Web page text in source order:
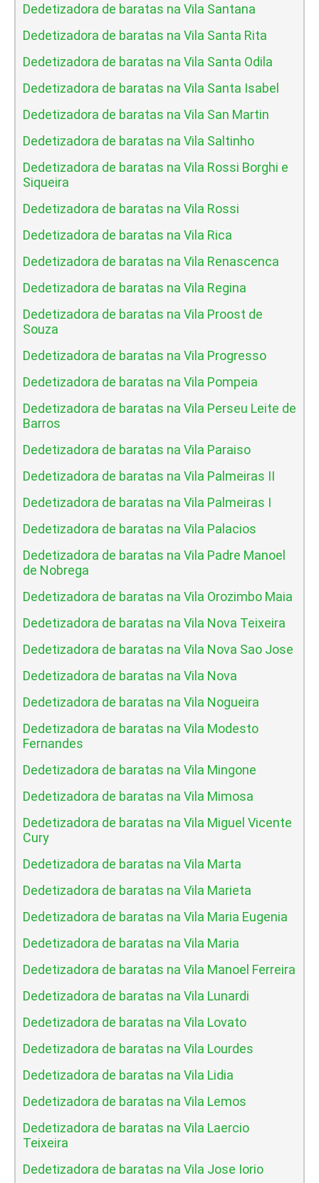
Dedetizadora de baratas na Vila Santana
Dedetizadora de baratas na Vila Santa Rita
Dedetizadora de baratas na Vila Santa Odila
Dedetizadora de baratas na Vila Santa Isabel
Dedetizadora de baratas na Vila San Martin
Dedetizadora de baratas na Vila Saltinho
Dedetizadora de baratas na Vila Rossi Borghi e
Siqueira
Dedetizadora de baratas na Vila Rossi
Dedetizadora de baratas na Vila Rica
Dedetizadora de baratas na Vila Renascenca
Dedetizadora de baratas na Vila Regina
Dedetizadora de baratas na Vila Proost de
Souza
Dedetizadora de baratas na Vila Progresso
Dedetizadora de baratas na Vila Pompeia
Dedetizadora de baratas na Vila Perseu Leite de
Barros
Dedetizadora de baratas na Vila Paraiso
Dedetizadora de baratas na Vila Palmeiras II
Dedetizadora de baratas na Vila Palmeiras I
Dedetizadora de baratas na Vila Palacios
Dedetizadora de baratas na Vila Padre Manoel
de Nobrega
Dedetizadora de baratas na Vila Orozimbo Maia
Dedetizadora de baratas na Vila Nova Teixeira
Dedetizadora de baratas na Vila Nova Sao Jose
Dedetizadora de baratas na Vila Nova
Dedetizadora de baratas na Vila Nogueira
Dedetizadora de baratas na Vila Modesto
Fernandes
Dedetizadora de baratas na Vila Mingone
Dedetizadora de baratas na Vila Mimosa
Dedetizadora de baratas na Vila Miguel Vicente
Cury
Dedetizadora de baratas na Vila Marta
Dedetizadora de baratas na Vila Marieta
Dedetizadora de baratas na Vila Maria Eugenia
Dedetizadora de baratas na Vila Maria
Dedetizadora de baratas na Vila Manoel Ferreira
Dedetizadora de baratas na Vila Lunardi
Dedetizadora de baratas na Vila Lovato
Dedetizadora de baratas na Vila Lourdes
Dedetizadora de baratas na Vila Lidia
Dedetizadora de baratas na Vila Lemos
Dedetizadora de baratas na Vila Laercio
Teixeira
Dedetizadora de baratas na Vila Jose Iorio